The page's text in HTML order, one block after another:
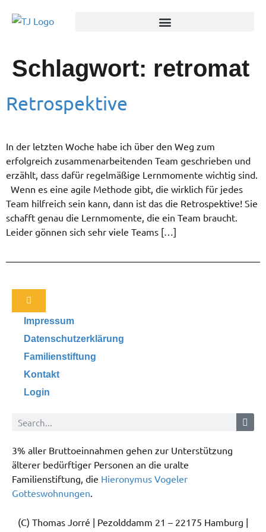
Schlagwort: retromat
Retrospektive
In der letzten Woche habe ich über den Weg zum
erfolgreich zusammenarbeitenden Team geschrieben und
erzählt, dass dafür regelmäßige Lernmomente wichtig sind.
Wenn es eine agile Methode gibt, die wirklich für jedes
Team hilfreich sein kann, dann ist das die Retrospektive! Sie
schafft genau die Lernmomente, die ein Team braucht.
Leider gönnen sich sehr viele Teams […]
Impressum
Datenschutzerklärung
Familienstiftung
Kontakt
Login
3% aller Bruttoeinnahmen gehen zur Unterstützung
älterer bedürftiger Personen an die uralte
Familienstiftung, die Hieronymus Vogeler
Gotteswohnungen.
(C) Thomas Jorré | Pezolddamm 21 – 22175 Hamburg |